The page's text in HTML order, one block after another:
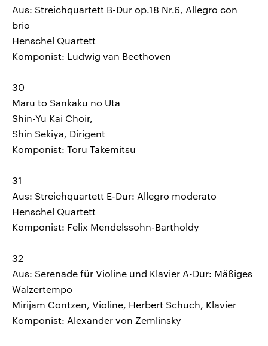
Aus: Streichquartett B-Dur op.18 Nr.6, Allegro con
brio
Henschel Quartett
Komponist: Ludwig van Beethoven
30
Maru to Sankaku no Uta
Shin-Yu Kai Choir,
Shin Sekiya, Dirigent
Komponist: Toru Takemitsu
31
Aus: Streichquartett E-Dur: Allegro moderato
Henschel Quartett
Komponist: Felix Mendelssohn-Bartholdy
32
Aus: Serenade für Violine und Klavier A-Dur: Mäßiges
Walzertempo
Mirijam Contzen, Violine, Herbert Schuch, Klavier
Komponist: Alexander von Zemlinsky